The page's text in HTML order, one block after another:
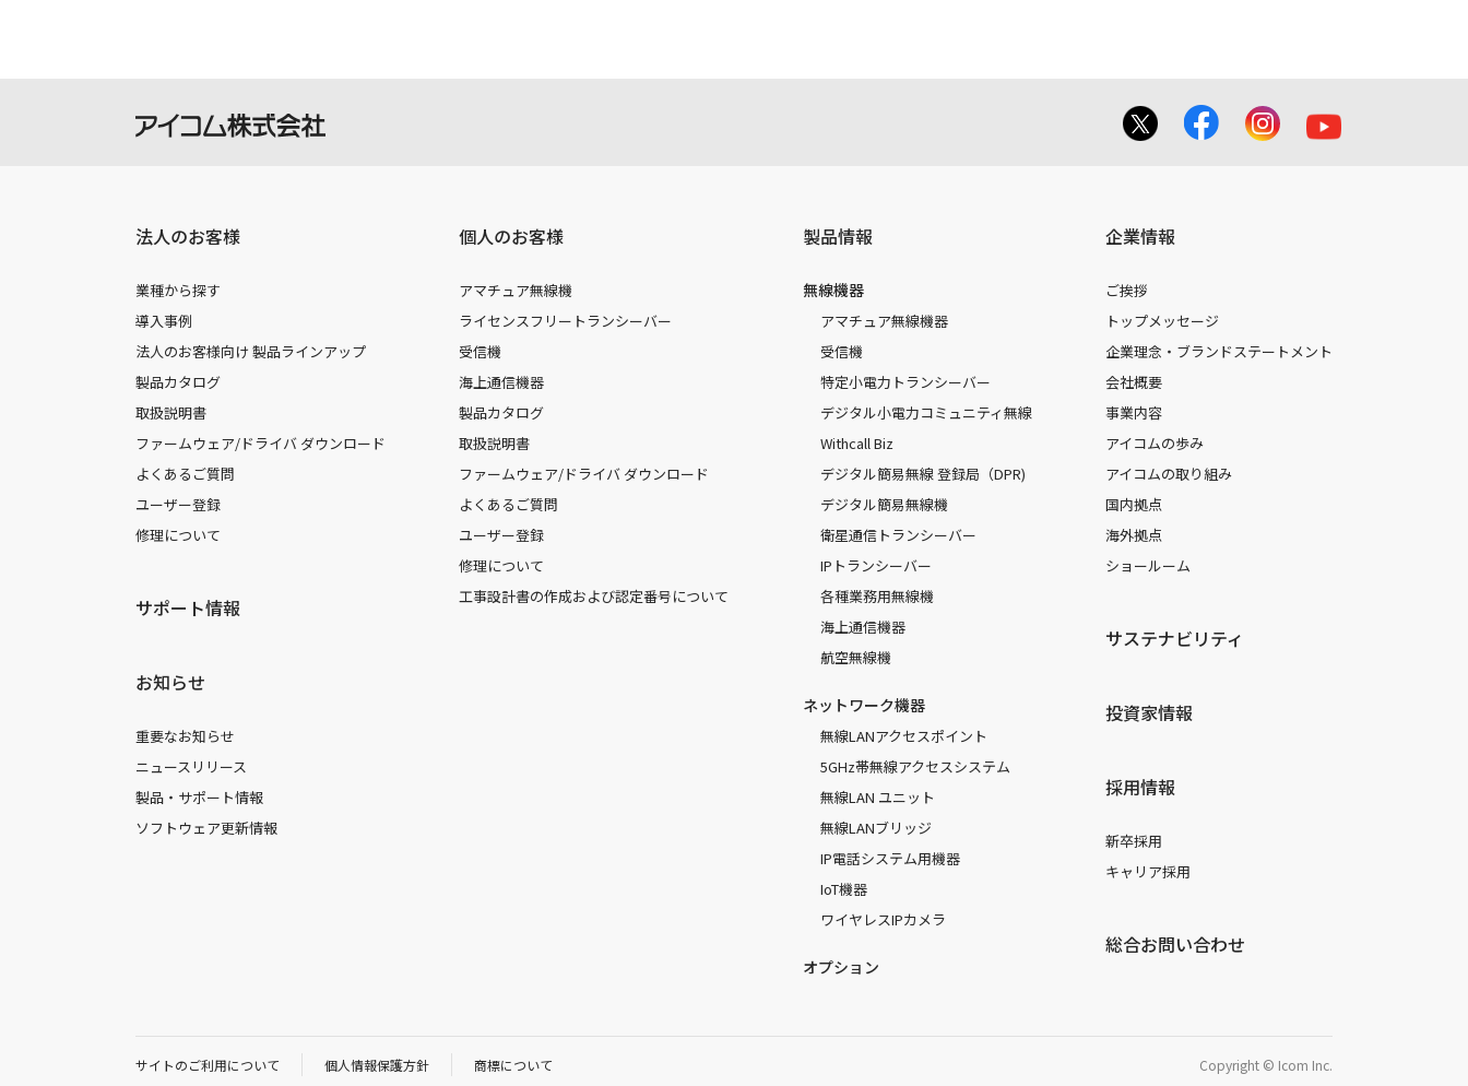
法人のお客様
業種から探す
導入事例
法人のお客様向け 製品ラインアップ
製品カタログ
取扱説明書
ファームウェア/ドライバ ダウンロード
よくあるご質問
ユーザー登録
修理について
サポート情報
お知らせ
重要なお知らせ
ニュースリリース
製品・サポート情報
ソフトウェア更新情報
個人のお客様
アマチュア無線機
ライセンスフリートランシーバー
受信機
海上通信機器
製品カタログ
取扱説明書
ファームウェア/ドライバ ダウンロード
よくあるご質問
ユーザー登録
修理について
工事設計書の作成および認定番号について
製品情報
無線機器
アマチュア無線機器
受信機
特定小電力トランシーバー
デジタル小電力コミュニティ無線
Withcall Biz
デジタル簡易無線 登録局（DPR)
デジタル簡易無線機
衛星通信トランシーバー
IPトランシーバー
各種業務用無線機
海上通信機器
航空無線機
ネットワーク機器
無線LANアクセスポイント
5GHz帯無線アクセスシステム
無線LAN ユニット
無線LANブリッジ
IP電話システム用機器
IoT機器
ワイヤレスIPカメラ
オプション
企業情報
ご挨拶
トップメッセージ
企業理念・ブランドステートメント
会社概要
事業内容
アイコムの歩み
アイコムの取り組み
国内拠点
海外拠点
ショールーム
サステナビリティ
投資家情報
採用情報
新卒採用
キャリア採用
総合お問い合わせ
サイトのご利用について 個人情報保護方針 商標について Copyright © Icom Inc.